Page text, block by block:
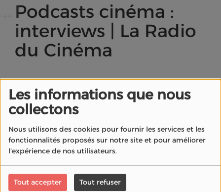
Les informations que nous
collectons
Nous utilisons des cookies pour fournir les services et les
fonctionnalités proposés sur notre site et pour améliorer
l'expérience de nos utilisateurs.
Tout accepter Tout refuser
Podcasts cinéma :
interviews | La Radio
du Cinéma
Romuald Boulanger
Newtopia, la société
de production de